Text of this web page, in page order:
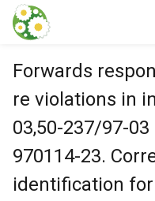
本文に飛ぶ
Forwards
re violations in
03,50-237/97-
970114-23.
identification